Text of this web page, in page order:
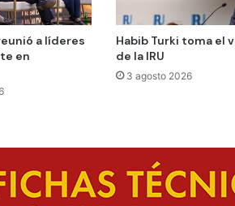
a líderes
en
Habib Turki toma el
de la IRU
3 agosto 2026